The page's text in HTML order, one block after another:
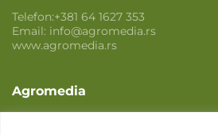
Telefon:+381 64 1627 353
Email: info@agromedia.rs
www.agromedia.rs
Agromedia